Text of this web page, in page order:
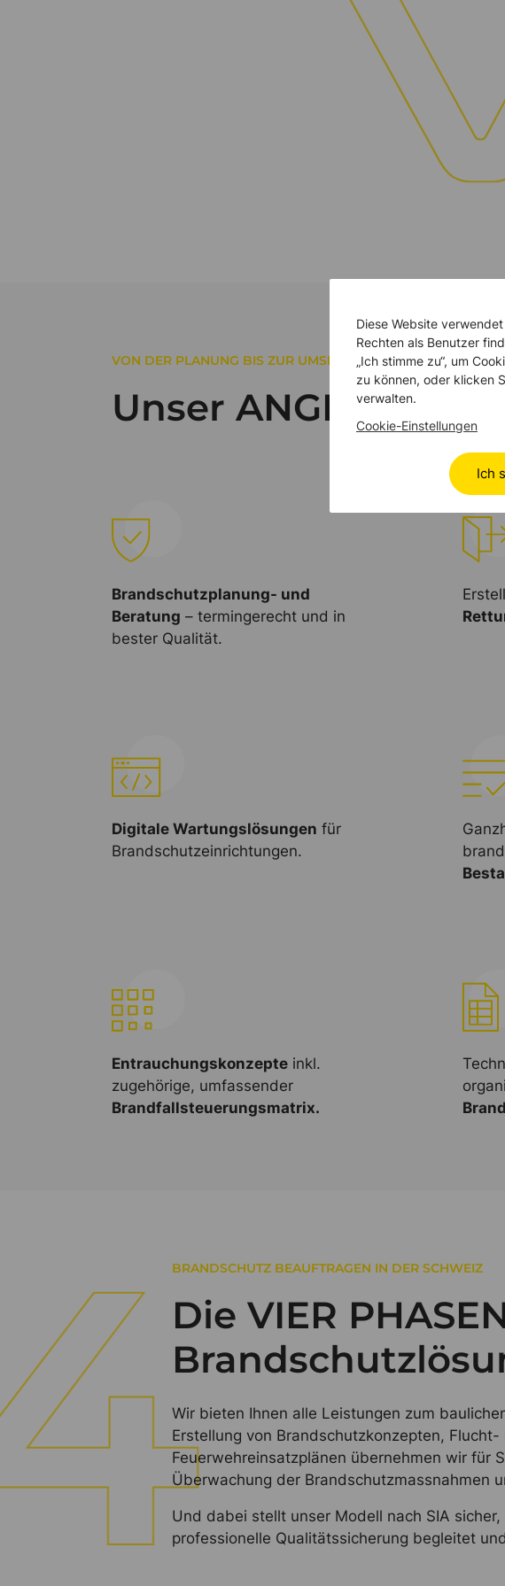
VON DER PLANUNG BIS ZUR UMSETZUNG
Unser ANGEBOT im
Brandschutzplanung- und
Beratung – termingerecht und in
bester Qualität.
Digitale Wartungslösungen für
Brandschutzeinrichtungen.
Entrauchungskonzepte inkl.
zugehörige, umfassender
Brandfallsteuerungsmatrix.
BRANDSCHUTZ BEAUFTRAGEN IN DER SCHWEIZ
Die VIER
Wir bieten Ihnen alle Leistungen zum
Erstellung von Brandschutzkonzepten,
Feuerwehreinsatzplänen übernehmen wir für
Überwachung der Brandschutzmassnahmen
Und dabei stellt unser Modell nach SIA
professionelle Qualitätssicherung begleitet
Diese Website
Rechten als Benutzer
„Ich stimme zu“, um
zu können, oder klicken
verwalten.
Cookie-Einstellungen
Ich